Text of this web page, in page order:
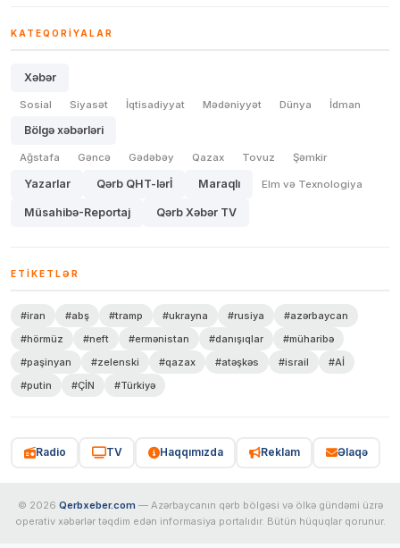
KATEQORIYALAR
Xəbər
Sosial Siyasət İqtisadiyyat Mədəniyyət Dünya İdman
Bölgə xəbərləri
Ağstafa Gəncə Gədəbəy Qazax Tovuz Şəmkir
Yazarlar Qərb QHT-lərİ Maraqlı Elm və Texnologiya
Müsahibə-Reportaj Qərb Xəbər TV
ETIKETLƏR
#iran #abş #tramp #ukrayna #rusiya
#azərbaycan
#hörmüz
#neft #ermənistan #danışıqlar
#müharibə
#paşinyan
#zelenski #qazax #atəşkəs #israil
#Aİ
#putin
#ÇİN #Türkiyə
Radio TV Haqqımızda Reklam Əlaqə
© 2026 Qerbxeber.com — Azərbaycanın qərb bölgəsi və ölkə gündəmi üzrə
operativ xəbərlər təqdim edən informasiya portalıdır. Bütün hüquqlar qorunur.